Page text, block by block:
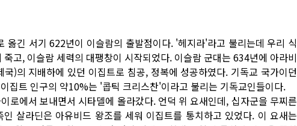
옮긴 서기 622년이 이슬람의 출발점이다. '헤지라'라고 불리는데 우리 식
고, 이슬람 세력의 대팽창이 시작되었다. 이슬람 군대는 634년에 아라비
)의 지배하에 있던 이집트로 침공, 정복에 성공하였다. 기독교 국가이던
집트 인구의 약10%는 '콥틱 크리스찬'이라고 불리는 기독교인들이다.
로에서 보내면서 시타델에 올라갔다. 언덕 위 요새인데, 십자군을 무찌른
살라딘은 아유비드 왕조를 세워 이집트를 통치하고 있었다. 이 요새는